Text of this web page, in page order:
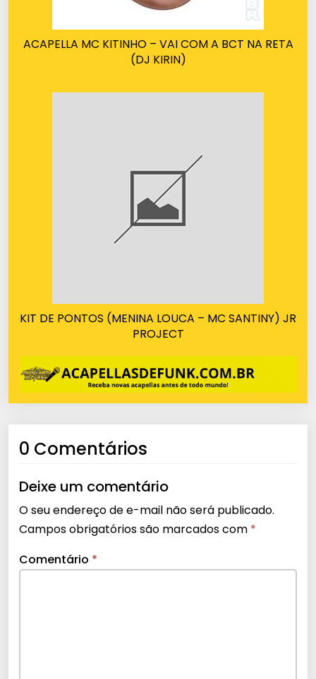
ACAPELLA MC KITINHO – VAI COM A BCT NA RETA
(DJ KIRIN)
KIT DE PONTOS (MENINA LOUCA – MC SANTINY) JR
PROJECT
0 Comentários
Deixe um comentário
O seu endereço de e-mail não será publicado.
Campos obrigatórios são marcados com *
Comentário *